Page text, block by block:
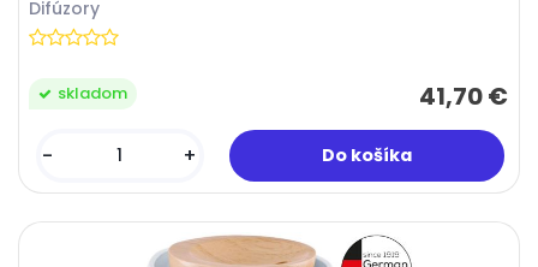
Difúzory
41,70 €
skladom
- +